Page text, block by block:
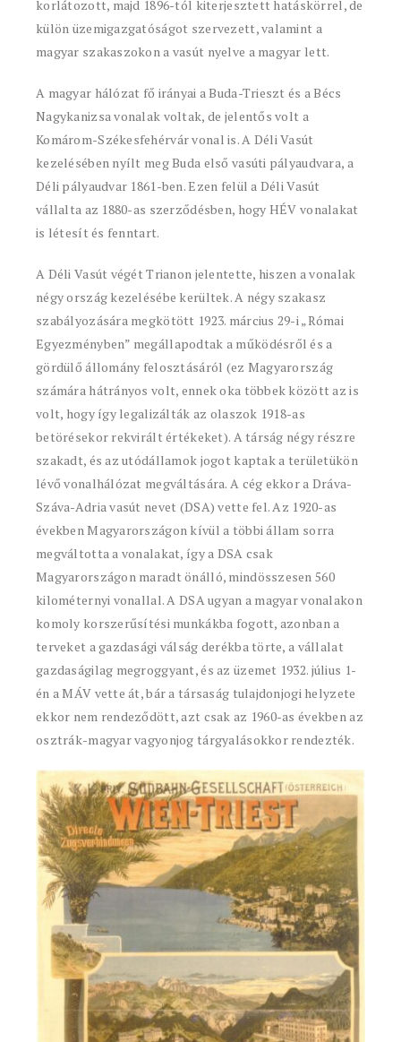
korlátozott, majd 1896-tól kiterjesztett hatáskörrel, de
külön üzemigazgatóságot szervezett, valamint a
magyar szakaszokon a vasút nyelve a magyar lett.
A magyar hálózat fő irányai a Buda-Trieszt és a Bécs
Nagykanizsa vonalak voltak, de jelentős volt a
Komárom-Székesfehérvár vonal is. A Déli Vasút
kezelésében nyílt meg Buda első vasúti pályaudvara, a
Déli pályaudvar 1861-ben. Ezen felül a Déli Vasút
vállalta az 1880-as szerződésben, hogy HÉV vonalakat
is létesít és fenntart.
A Déli Vasút végét Trianon jelentette, hiszen a vonalak
négy ország kezelésébe kerültek. A négy szakasz
szabályozására megkötött 1923. március 29-i „Római
Egyezményben” megállapodtak a működésről és a
gördülő állomány felosztásáról (ez Magyarország
számára hátrányos volt, ennek oka többek között az is
volt, hogy így legalizálták az olaszok 1918-as
betörésekor rekvirált értékeket). A társág négy részre
szakadt, és az utódállamok jogot kaptak a területükön
lévő vonalhálózat megváltására. A cég ekkor a Dráva-
Száva-Adria vasút nevet (DSA) vette fel. Az 1920-as
években Magyarországon kívül a többi állam sorra
megváltotta a vonalakat, így a DSA csak
Magyarországon maradt önálló, mindösszesen 560
kilométernyi vonallal. A DSA ugyan a magyar vonalakon
komoly korszerűsítési munkákba fogott, azonban a
terveket a gazdasági válság derékba törte, a vállalat
gazdaságilag megroggyant, és az üzemet 1932. július 1-
én a MÁV vette át, bár a társaság tulajdonjogi helyzete
ekkor nem rendeződött, azt csak az 1960-as években az
osztrák-magyar vagyonjog tárgyalásokkor rendezték.